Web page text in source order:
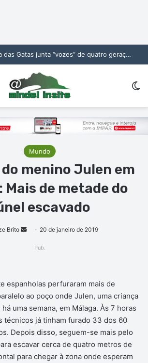
Festival da Baía das Gatas junta “vozes” de quatro gerações da música cabo-verdiana na segunda noite
Mundo
menino Julen em
Mais de metade do
escavado
Brito
Mande20 de janeiro de 2019
Pub.
espanholas perfuraram mais de
ao poço onde Julen, uma criança
uma semana, em Málaga. Às 7 horas
técnicos já tinham furado 33 dos 60
Depois disso, seguem-se mais pelo
escavar cerca de quatro metros de
para chegar à zona onde esperam